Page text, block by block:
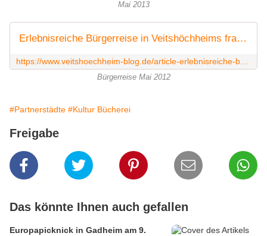
Mai 2013
Erlebnisreiche Bürgerreise in Veitshöchheims französische Partnerstadt Pont-L'Evêque - Veitshöchheim News
Bürgerreise Mai 2012
#Partnerstädte #Kultur Bücherei
Freigabe
Das könnte Ihnen auch gefallen
Europapicknick in Gadheim am 9.